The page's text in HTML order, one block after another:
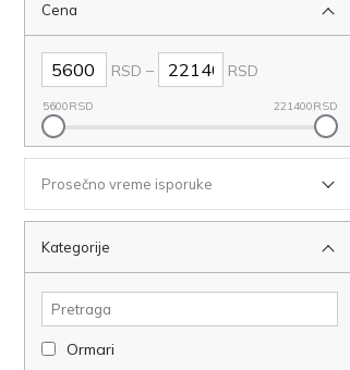
Cena
RSD – RSD
5600RSD 221400RSD
Prosečno vreme isporuke
Kategorije
Ormari